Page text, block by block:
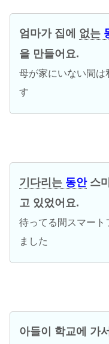
엄마가 집에 없는
을 만들어요.
母が家にいない間は
す
기다리는 동안스
고 있었어요.
待ってる間スマート
ました
아들이 학교에 가